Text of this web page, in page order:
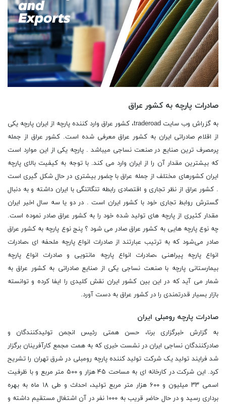
صادرات پارچه به کشور عراق
به گزراش وب سایت traderoad، کشور عراق وارد کننده پارچه از ایران پارچه یکی
از اقلام صادراتی ایران به کشور عراق معرفی شده است. کشور عراق از جمله
پرمصرف ترین صنایع در صنعت نساجی میباشد . پارچه یکی از این موارد است
که بیشترین مقدار آن را از ایران وارد می کند. با توجه به کیفیت بالای پارچه
ایران کشورهای مختلف از جمله عراق با چضور بیشتری در حال شکل گیری است
. کشور عراق از نظر تجاری و اقتصادی رابطه تنگاتنگی با ایران داشته و به دنبال
گسترش روابط تجاری خود با کشور ایران است . در دو یا سه سال اخیر ایران
مقدار کثیری از پارچه های تولید شده خود را به کشور عراق صادر نموده است.
چه نوع پارچه هایی به کشور عراق صادر می شود ؟ پنج نوع پارچه به کشور عراق
صادر می‌شود که به ترتیب عبارتند از صادرات انواع پارچه ملحفه ای ،صادرات
انواع پارچه پیراهنی ،صادرات انواع پارچه مانتویی و صادرات انواع پارچه
بیمارستانی پارچه با صنعت نساجی یکی از صنایع صادراتی به کشور عراق به
شمار می آید که در این بین کشور ایران نقش کلیدی را ایفا کرده و توانسته
بازار بسیار قدرتمندی را در کشور عراق به دست آورد.
صادرات پارچه رومبلی ایران
به گزارش خبرگزاری برنا، حسن همتی رئیس انجمن تولیدکنندگان و
صادرکنندگان نساجی ایران در نشست خبری که به همت مجمع کارآفرینان برگزار
شد فرایند تولید یک شرکت تولید کننده پارچه رومبلی در شرق تهران را تشریح
کرد. این شرکت در کارخانه ای به مساحت ۴۵ هزار و ۵۰۰ متر مربع و با ظرفیت
اسمی ۳۳ میلیون و ۶۰۰ هزار متر مربع تولید، احداث و طی ۱۸ ماه به بهره
‌برداری رسید و در حال حاضر قریب به ۱۰۰۰ نفر در آن اشتغال مستقیم داشته و